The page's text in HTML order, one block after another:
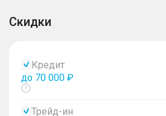
Скидки
Кредит
до 70 000 ₽
Показать
Трейд-ин